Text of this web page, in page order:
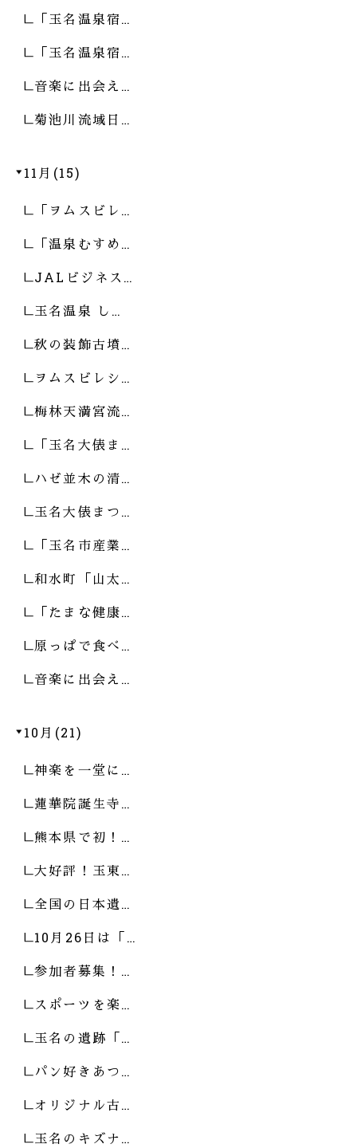
「玉名温泉宿…
「玉名温泉宿…
音楽に出会え…
菊池川流域日…
11月(15)
「ヲムスビレ…
「温泉むすめ…
JALビジネス…
玉名温泉 し…
秋の装飾古墳…
ヲムスビレシ…
梅林天満宮流…
「玉名大俵ま…
ハゼ並木の清…
玉名大俵まつ…
「玉名市産業…
和水町「山太…
「たまな健康…
原っぱで食べ…
音楽に出会え…
10月(21)
神楽を一堂に…
蓮華院誕生寺…
熊本県で初！…
大好評！玉東…
全国の日本遺…
10月26日は「…
参加者募集！…
スポーツを楽…
玉名の遺跡「…
パン好きあつ…
オリジナル古…
玉名のキズナ…